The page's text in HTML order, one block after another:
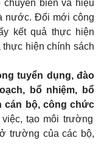
biến và hiệu
nước. Đổi mới công
kết quả thực hiện
hiện chính sách
tuyển dụng, đào
bổ nhiệm, bổ
cán bộ, công chức
tạo môi trường
trường của các bộ,